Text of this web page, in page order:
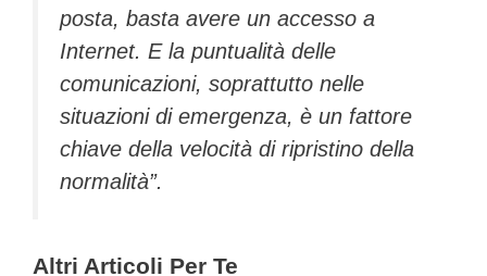
posta, basta avere un accesso a
Internet. E la puntualità delle
comunicazioni, soprattutto nelle
situazioni di emergenza, è un fattore
chiave della velocità di ripristino della
normalità”.
Altri Articoli Per Te